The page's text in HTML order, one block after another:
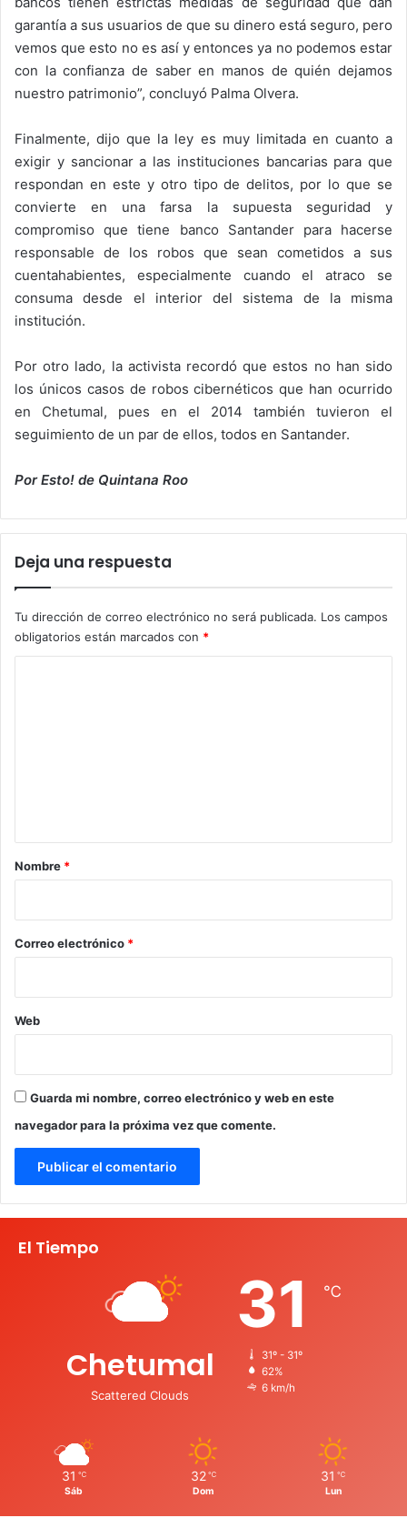
garantía a sus usuarios de que su dinero está seguro, pero
vemos que esto no es así y entonces ya no podemos estar
con la confianza de saber en manos de quién dejamos
nuestro patrimonio”, concluyó Palma Olvera.
Finalmente, dijo que la ley es muy limitada en cuanto a
exigir y sancionar a las instituciones bancarias para que
respondan en este y otro tipo de delitos, por lo que se
convierte en una farsa la supuesta seguridad y
compromiso que tiene banco Santander para hacerse
responsable de los robos que sean cometidos a sus
cuentahabientes, especialmente cuando el atraco se
consuma desde el interior del sistema de la misma
institución.
Por otro lado, la activista recordó que estos no han sido
los únicos casos de robos cibernéticos que han ocurrido
en Chetumal, pues en el 2014 también tuvieron el
seguimiento de un par de ellos, todos en Santander.
Por Esto! de Quintana Roo
Deja una respuesta
Tu dirección de correo electrónico no será publicada. Los campos
obligatorios están marcados con *
r
*
Nombre *
Correo electrónico *
Web
Guarda mi nombre, correo electrónico y web en este
navegador para la próxima vez que comente.
El Tiempo
Chetumal
Scattered Clouds
31 ℃
31º - 31º
62%
6 km/h
31 ℃
Sáb
32 ℃
Dom
31 ℃
Lun